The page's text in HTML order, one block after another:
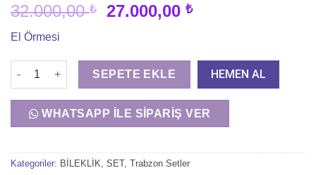
32.000,00₺
Orijinal
27.000,00₺Şu
27.000,00 ₺.
El Örmesi
925 FRL - 15 Sıra Taşsız Trabzon Hasır Bileklik adet
SEPETE EKLE
WHATSAPP İLE SIPARIŞ VER
HEMEN AL
Kategoriler: BİLEKLİK, SET, Trabzon Setler